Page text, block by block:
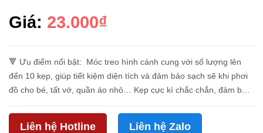
Giá: 23.000₫
🔻 Ưu điểm nổi bật: Móc treo hình cánh cung với số lượng lên
đến 10 kẹp, giúp tiết kiệm diện tích và đảm bảo sạch sẽ khi phơi
đồ cho bé, tất vớ, quần áo nhỏ… Kẹp cực kì chắc chắn, đảm bảo
Liên hệ Hotline Liên hệ Zalo